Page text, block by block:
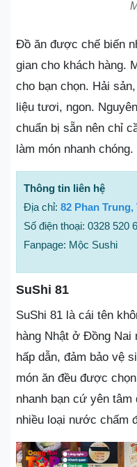
Đồ ăn được chế biến
gian cho khách hàng.
cho bạn chọn. Hải
liệu tươi, ngon.
chuẩn bị sẵn nên chỉ
làm món nhanh chóng.
Thông tin liên hệ
Địa chỉ: 82 Phan
Số điện thoại: 0328 520
Fanpage: Mộc Sushi
SuShi 81
SuShi 81 là cái tên
hàng Nhật ở Đồng
hấp dẫn, đảm bảo vệ
món ăn đều được
nhanh bạn cứ yên tâm
nhiều loại nước chấm